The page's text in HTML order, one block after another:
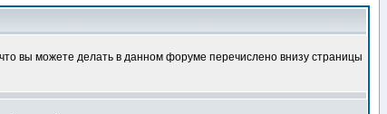
вы можете делать в данном форуме перечислено внизу страницы